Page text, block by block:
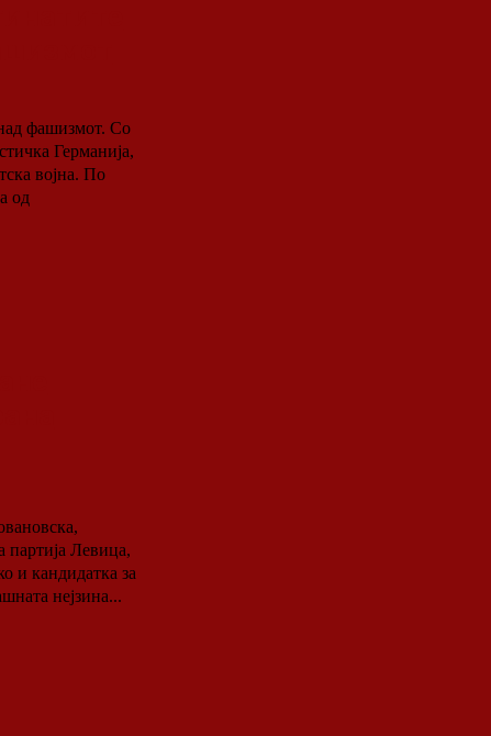
фашизмот. Со
Германија,
војна. По
од
партија Левица,
и кандидатка за
нејзина...